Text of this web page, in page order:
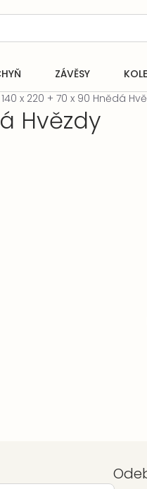
ZÁVĚSY
140 x 220 + 70 x 90 Hnědá
Hvězdy